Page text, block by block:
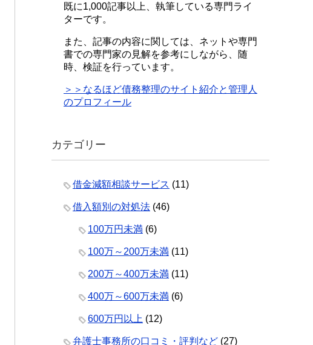
既に1,000記事以上、執筆している専門ライ
ターです。
また、記事の内容に関しては、ネットや専門
書での専門家の見解を参考にしながら、随
時、検証を行っています。
＞＞なるほど債務整理のサイト紹介と管理人
のプロフィール
カテゴリー
借金減額相談サービス (11)
借入額別の対処法 (46)
100万円未満 (6)
100万～200万未満 (11)
200万～400万未満 (11)
400万～600万未満 (6)
600万円以上 (12)
弁護士事務所の口コミ・評判など (27)